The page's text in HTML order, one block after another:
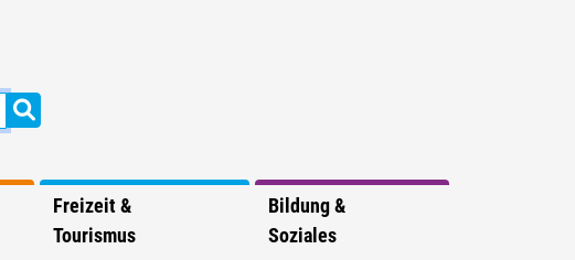
Freizeit &
Tourismus
Bildung &
Soziales